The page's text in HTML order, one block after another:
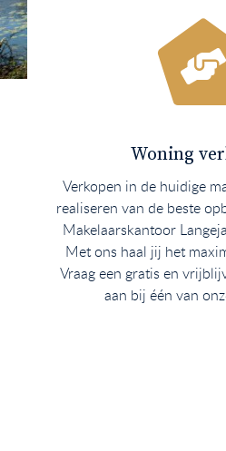
Woning
Verkopen in de huidige
realiseren van de beste
Makelaarskantoor
Met ons haal jij het
Vraag een gratis en
aan bij één van